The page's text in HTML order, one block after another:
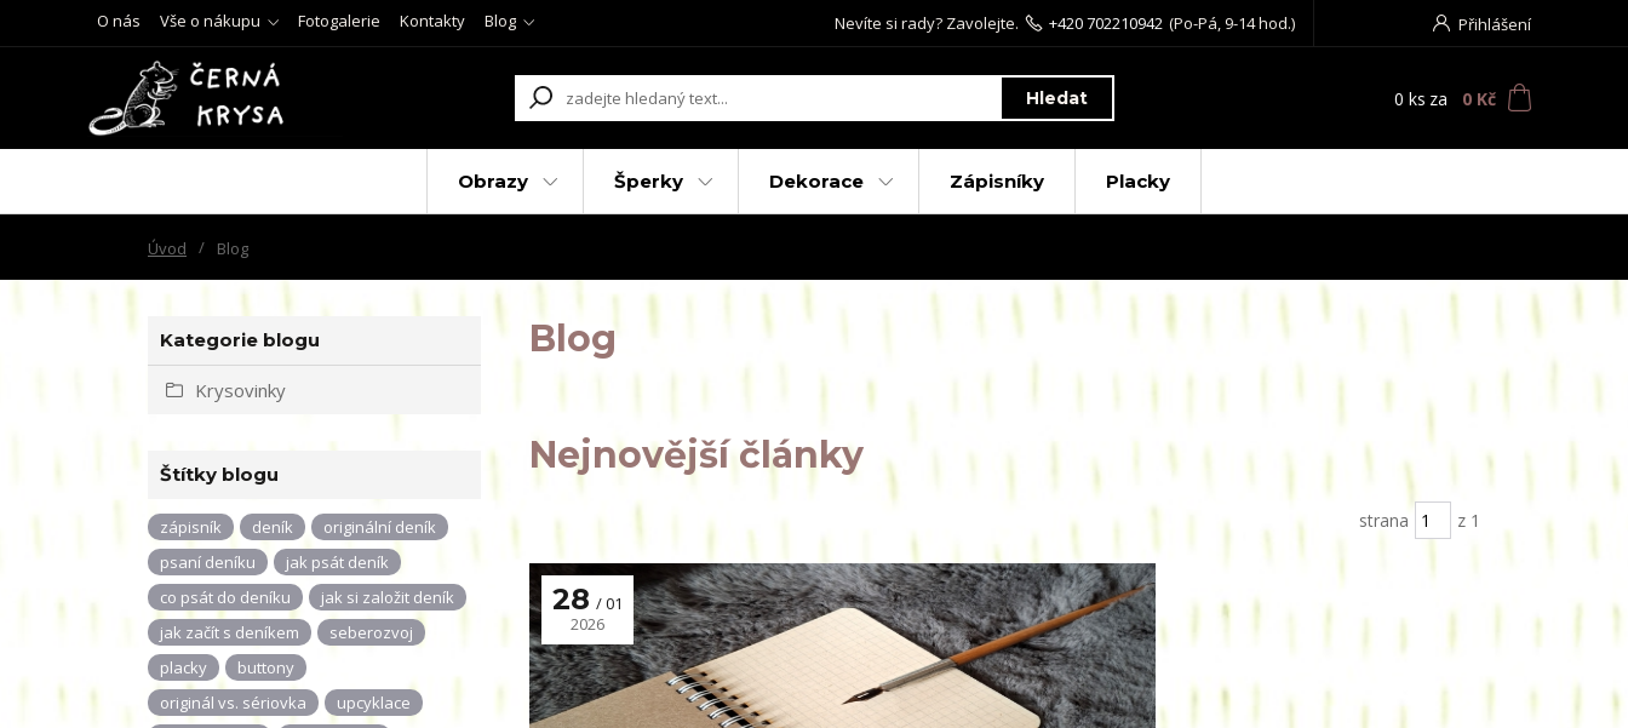
O nás Vše o nákupu Fotogalerie Kontakty Blog Přihlášení
Hledat
Nevíte si rady? Zavolejte. +420 702210942 (Po-Pá, 9-14 hod.)
0 ks za 0 Kč
Obrazy Šperky Dekorace Zápisníky Placky
Úvod Blog
Kategorie blogu
Krysovinky
Štítky blogu
zápisník deník
originální deník
psaní deníku
jak psát deník
co psát do deníku
jak si založit deník
jak začít s deníkem
seberozvoj
placky
buttony
originál vs. sériovka
upcyklace
Blog
Nejnovější články
strana z 1
28
01
2026